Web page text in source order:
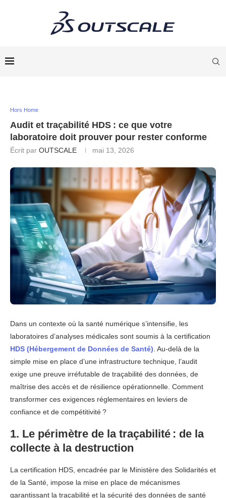
Hors Home
Audit et traçabilité HDS : ce que votre
laboratoire doit prouver pour rester conforme
Écrit par OUTSCALE mai 13, 2026
Dans un contexte où la santé numérique s’intensifie, les
laboratoires d’analyses médicales sont soumis à la certification
HDS (Hébergement de Données de Santé). Au‑delà de la
simple mise en place d’une infrastructure technique, l’audit
exige une preuve irréfutable de traçabilité des données, de
maîtrise des accès et de résilience opérationnelle. Comment
transformer ces exigences réglementaires en leviers de
confiance et de compétitivité ?
1. Le périmètre de la traçabilité : de la
collecte à la destruction
La certification HDS, encadrée par le Ministère des Solidarités et
de la Santé, impose la mise en place de mécanismes
garantissant la traçabilité et la sécurité des données de santé